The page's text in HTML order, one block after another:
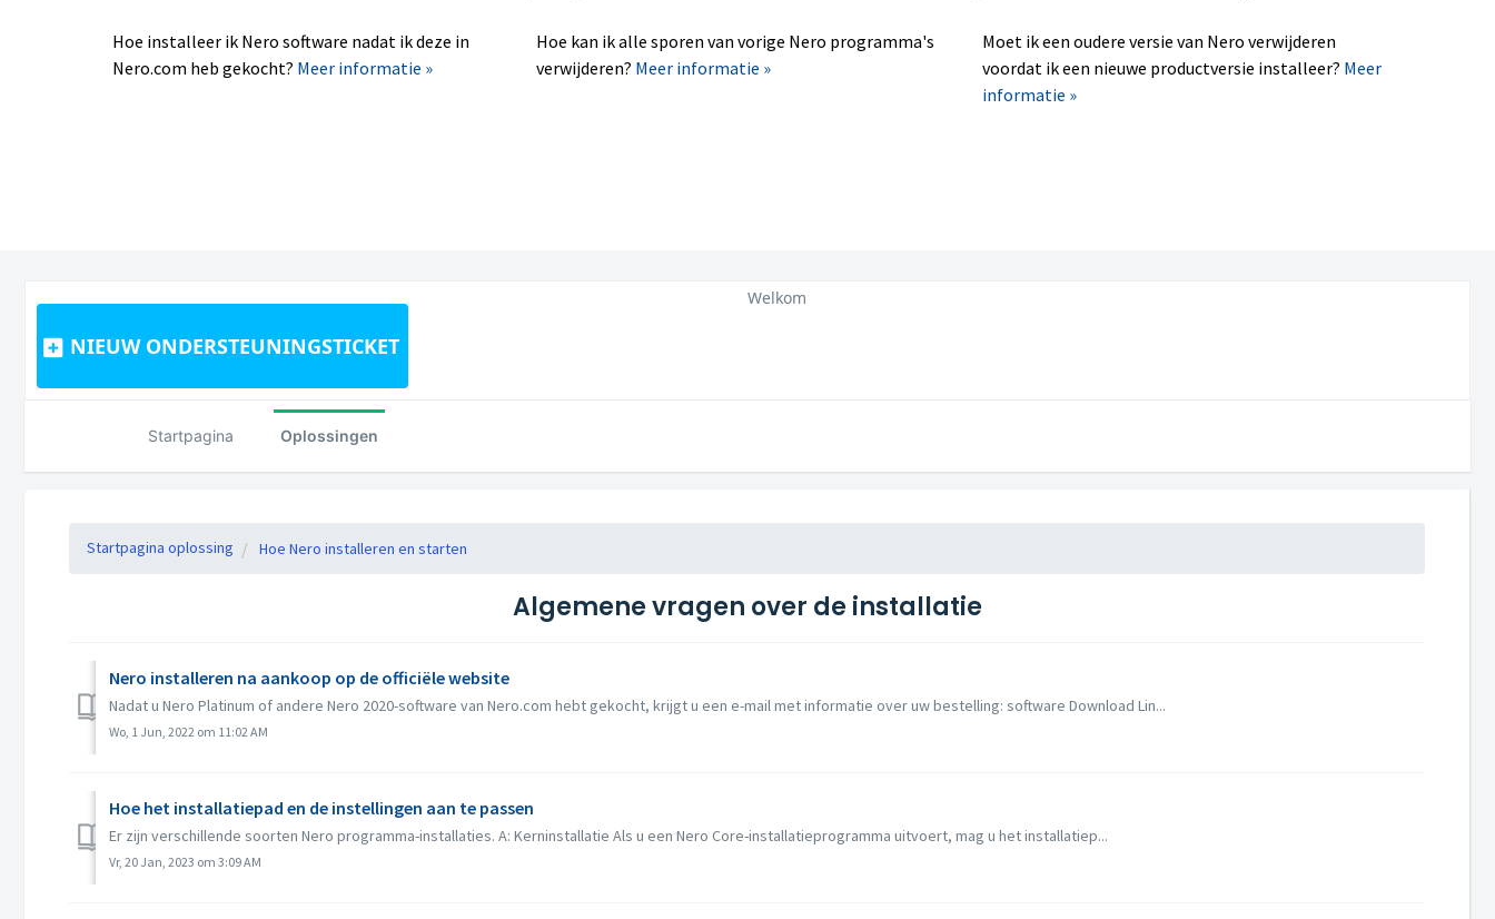
Hoe installeer ik Nero software nadat ik deze in
Nero.com heb gekocht? Meer informatie »
Hoe kan ik alle sporen van vorige Nero programma's
verwijderen? Meer informatie »
Moet ik een oudere versie van Nero verwijderen
voordat ik een nieuwe productversie installeer? Meer
informatie »
NIEUW ONDERSTEUNINGSTICKET
Welkom
Startpagina Oplossingen
Startpagina oplossing Hoe Nero installeren en starten
Algemene vragen over de installatie
Nero installeren na aankoop op de officiële website
Nadat u Nero Platinum of andere Nero 2020-software van Nero.com hebt gekocht, krijgt u een e-mail met informatie over uw bestelling: software Download Lin...
Wo, 1 Jun, 2022 om 11:02 AM
Hoe het installatiepad en de instellingen aan te passen
Er zijn verschillende soorten Nero programma-installaties. A: Kerninstallatie Als u een Nero Core-installatieprogramma uitvoert, mag u het installatiep...
Vr, 20 Jan, 2023 om 3:09 AM